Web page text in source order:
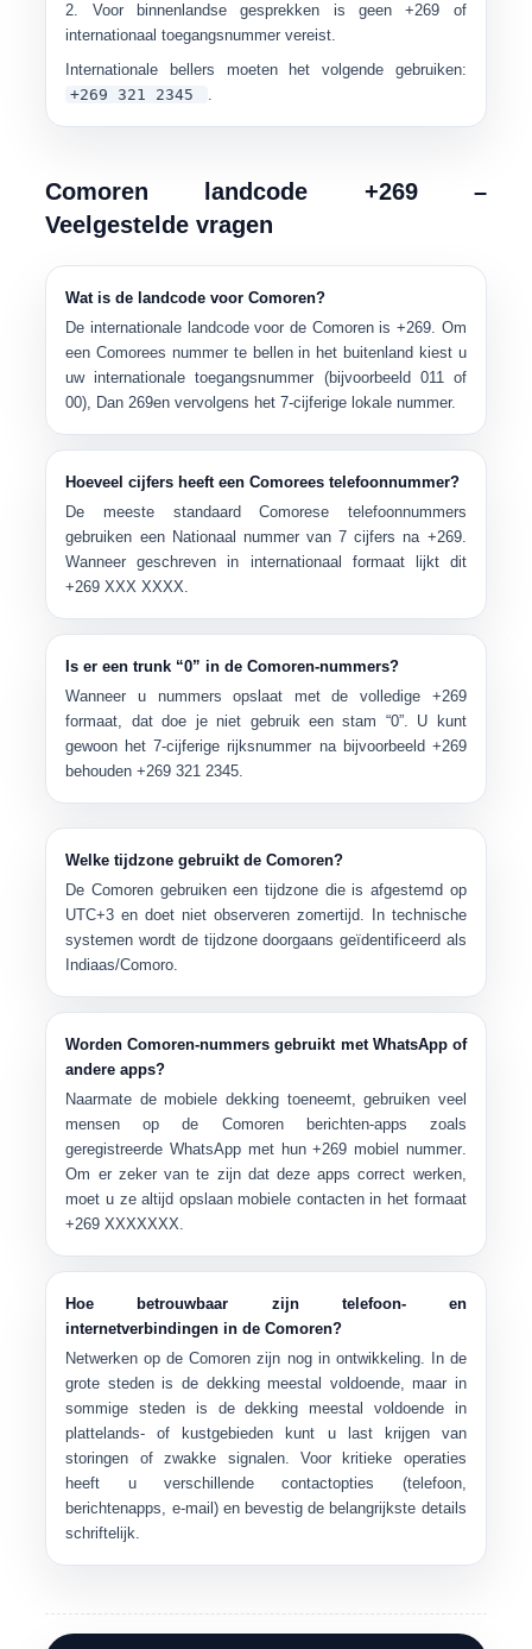
Voor binnenlandse gesprekken is geen +269 of
internationaal toegangsnummer vereist.
Internationale bellers moeten het volgende gebruiken:
+269 321 2345
.
Comoren landcode +269 –
Veelgestelde vragen
Wat is de landcode voor Comoren?
De internationale landcode voor de Comoren is +269. Om
een Comorees nummer te bellen in het buitenland kiest u
uw internationale toegangsnummer (bijvoorbeeld 011of
00), Dan269en vervolgens het 7-cijferige lokale nummer.
Hoeveel cijfers heeft een Comorees telefoonnummer?
De meeste standaard Comorese telefoonnummers
gebruiken een Nationaal nummer van 7 cijfers na +269.
Wanneer geschreven in internationaal formaat lijkt dit
+269 XXX XXXX.
Is er een trunk “0” in de Comoren-nummers?
Wanneer u nummers opslaat met de volledige +269
formaat, dat doe jeniet gebruik een stam “0”. U kunt
gewoon het 7-cijferige rijksnummer na bijvoorbeeld +269
behouden+269 321 2345.
Welke tijdzone gebruikt de Comoren?
De Comoren gebruiken een tijdzone die is afgestemd op
UTC+3 en doetniet observeren zomertijd. In technische
systemen wordt de tijdzone doorgaans geïdentificeerd als
Indiaas/Comoro.
Worden Comoren-nummers gebruikt met WhatsApp of
andere apps?
Naarmate de mobiele dekking toeneemt, gebruiken veel
mensen op de Comoren berichten-apps zoals
geregistreerde WhatsApp met hun+269 mobiel nummer.
Om er zeker van te zijn dat deze apps correct werken,
moet u ze altijd opslaan mobiele contacten in het formaat
+269 XXXXXXX.
Hoe betrouwbaar zijn telefoon- en
internetverbindingen in de Comoren?
Netwerken op de Comoren zijn nog in ontwikkeling. In de
grote steden is de dekking meestal voldoende, maar in
sommige steden is de dekking meestal voldoende in
plattelands- of kustgebieden kunt u last krijgen van
storingen of zwakke signalen. Voor kritieke operaties
heeft u verschillende contactopties (telefoon,
berichtenapps, e-mail) en bevestig de belangrijkste details
schriftelijk.